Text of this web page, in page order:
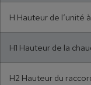
H Hauteur de l‘unité
H1 Hauteur de la
H2 Hauteur du